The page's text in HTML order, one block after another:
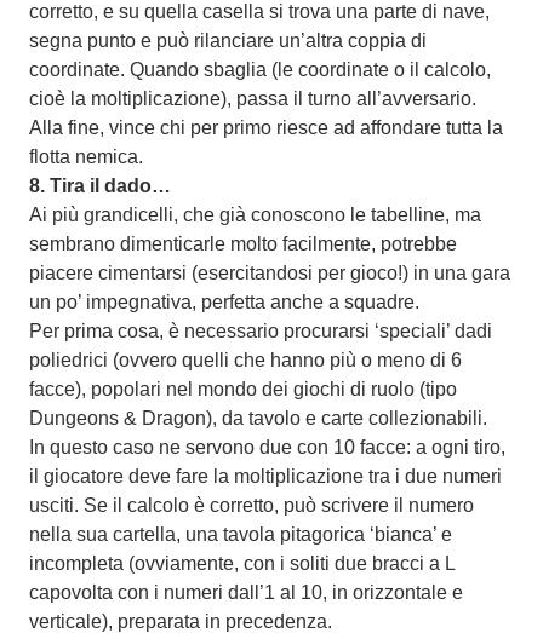
corretto, e su quella casella si trova una parte di nave,
segna punto e può rilanciare un’altra coppia di
coordinate. Quando sbaglia (le coordinate o il calcolo,
cioè la moltiplicazione), passa il turno all’avversario.
Alla fine, vince chi per primo riesce ad affondare tutta la
flotta nemica.
8. Tira il dado…
Ai più grandicelli, che già conoscono le tabelline, ma
sembrano dimenticarle molto facilmente, potrebbe
piacere cimentarsi (esercitandosi per gioco!) in una gara
un po’ impegnativa, perfetta anche a squadre.
Per prima cosa, è necessario procurarsi ‘speciali’ dadi
poliedrici (ovvero quelli che hanno più o meno di 6
facce), popolari nel mondo dei giochi di ruolo (tipo
Dungeons & Dragon), da tavolo e carte collezionabili.
In questo caso ne servono due con 10 facce: a ogni tiro,
il giocatore deve fare la moltiplicazione tra i due numeri
usciti. Se il calcolo è corretto, può scrivere il numero
nella sua cartella, una tavola pitagorica ‘bianca’ e
incompleta (ovviamente, con i soliti due bracci a L
capovolta con i numeri dall’1 al 10, in orizzontale e
verticale), preparata in precedenza.